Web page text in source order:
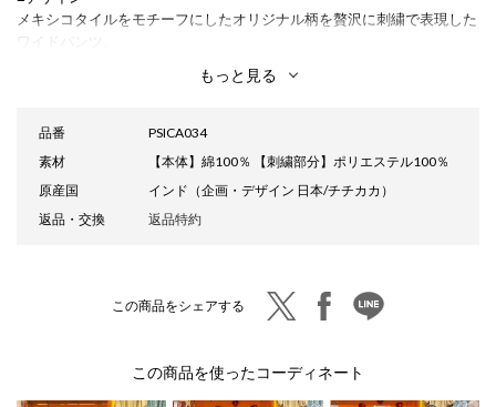
メキシコタイルをモチーフにしたオリジナル柄を贅沢に刺繍で表現した
れやすい仕上がりに。
刺繍はサイドにライン状に施しているため、すっきりとした印象で着こ
なせます。
ウエストの紐にはフリンジを付けてアクセントになっています。
もっと見る
品番
PSICA034
素材
【本体】綿100％ 【刺繍部分】ポリエステル100％
原産国
インド（企画・デザイン 日本/チチカカ）
返品・交換
返品特約
この商品をシェアする twitter facebook
この商品を使ったコーディネート